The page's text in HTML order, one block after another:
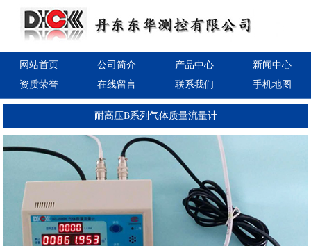
网站首页 公司简介 产品中心
新闻中心
资质荣誉
在线留言 联系我们 手机地图
耐高压B系列气体质量流量计